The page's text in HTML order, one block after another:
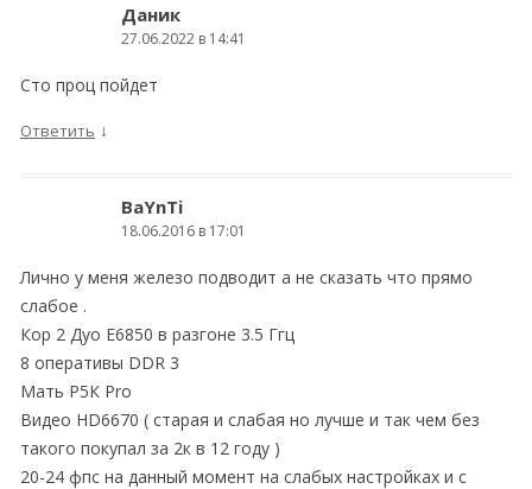
Даник
27.06.2022 в 14:41
Сто проц пойдет
Ответить ↓
BaYnTi
18.06.2016 в 17:01
Лично у меня железо подводит а не сказать что прямо
слабое .
Кор 2 Дуо Е6850 в разгоне 3.5 Ггц
8 оперативы DDR 3
Мать Р5К Pro
Видео HD6670 ( старая и слабая но лучше и так чем без
такого покупал за 2к в 12 году )
20-24 фпс на данный момент на слабых настройках и с